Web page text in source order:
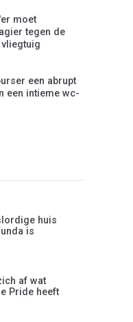
moet
tegen de
een abrupt
een intieme wc-
huis
is
af wat
Pride heeft